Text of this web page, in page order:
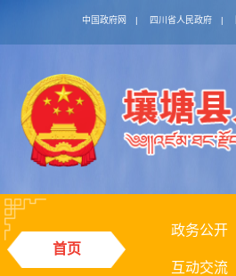
中国政府网 | 四川省人民政府 |
首页
政务公开
互动交流